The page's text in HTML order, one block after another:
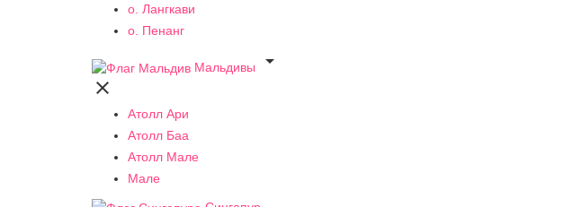
о. Лангкави
о. Пенанг
Мальдивы


Атолл Ари
Атолл Баа
Атолл Мале
Мале